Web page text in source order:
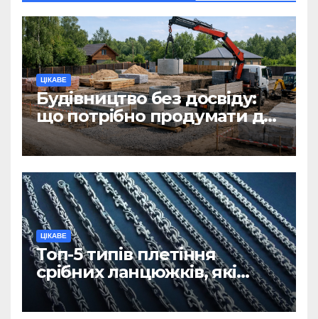
ЦІКАВЕ
Будівництво без досвіду:
що потрібно продумати до
першої доставки на
ділянку
ЦІКАВЕ
Топ-5 типів плетіння
срібних ланцюжків, які
вважаються
найнадійнішими